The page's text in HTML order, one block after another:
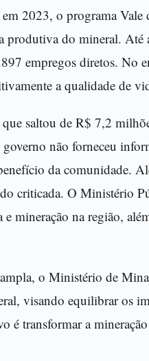
2023, o programa
produtiva do mineral.
empregos diretos. No
a qualidade de
que saltou de R$ 7,2
não forneceu
da comunidade.
criticada. O Ministério
mineração na região,
o Ministério de
visando equilibrar os
é transformar a